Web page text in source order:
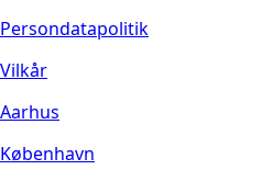
Persondatapolitik
Vilkår
Aarhus
København